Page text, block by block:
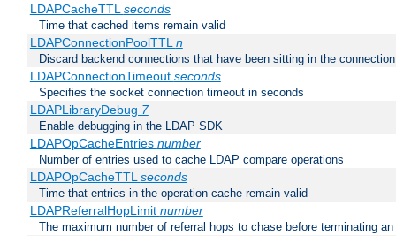
LDAPCacheTTLseconds
Time that cached items remain valid
LDAPConnectionPoolTTLn
Discard backend connections that have been sitting in the
LDAPConnectionTimeout seconds
Specifies the socket connection timeout in seconds
LDAPLibraryDebug 7
Enable debugging in the LDAP SDK
LDAPOpCacheEntries number
Number of entries used to cache LDAP compare operations
LDAPOpCacheTTLseconds
Time that entries in the operation cache remain valid
LDAPReferralHopLimit number
The maximum number of referral hops to chase before terminating